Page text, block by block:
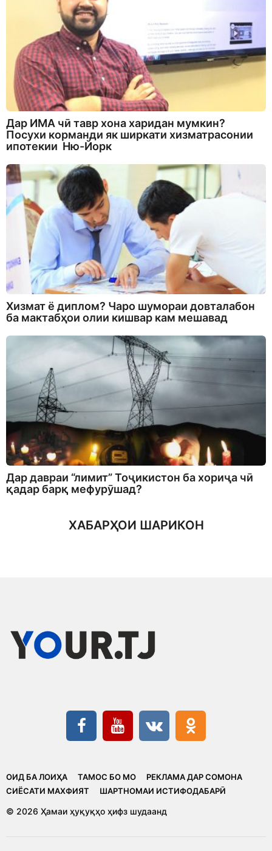
Дар ИМА чӣ тавр хона харидан мумкин?
Посухи корманди як ширкати хизматрасонии
ипотекии Ню-Йорк
Хизмат ё диплом? Чаро шумораи довталабон
ба мактабҳои олии кишвар кам мешавад
Дар давраи “лимит” Тоҷикистон ба хориҷа чӣ
қадар барқ мефурӯшад?
ХАБАРҲОИ ШАРИКОН
ОИД БА ЛОИҲА ТАМОС БО МО
РЕКЛАМА ДАР СОМОНА
CИЁСАТИ МАХФИЯТ
ШАРТНОМАИ ИСТИФОДАБАРӢ
© 2026 Ҳамаи ҳуқуқҳо ҳифз шудаанд